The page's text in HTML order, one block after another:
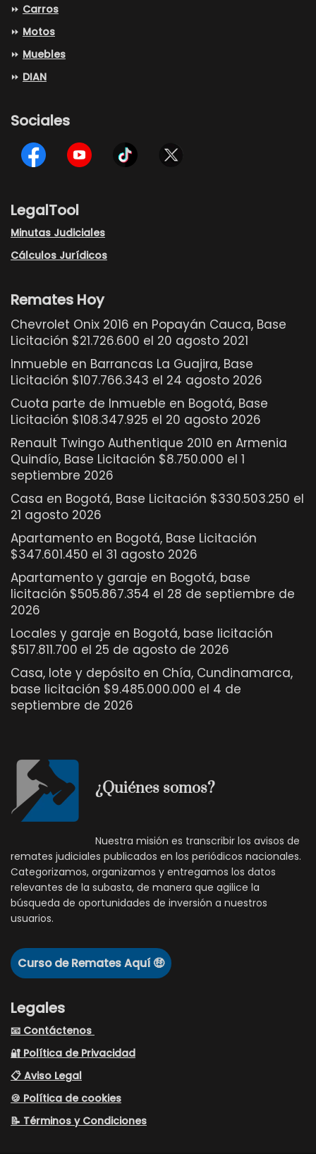
⏩ Carros
⏩ Motos
⏩ Muebles
⏩ DIAN
Sociales
LegalTool
Minutas Judiciales
Cálculos Jurídicos
Remates Hoy
Chevrolet Onix 2016 en Popayán Cauca, Base
Licitación $21.726.600 el 20 agosto 2021
Inmueble en Barrancas La Guajira, Base
Licitación $107.766.343 el 24 agosto 2026
Cuota parte de Inmueble en Bogotá, Base
Licitación $108.347.925 el 20 agosto 2026
Renault Twingo Authentique 2010 en Armenia
Quindío, Base Licitación $8.750.000 el 1
septiembre 2026
Casa en Bogotá, Base Licitación $330.503.250 el
21 agosto 2026
Apartamento en Bogotá, Base Licitación
$347.601.450 el 31 agosto 2026
Apartamento y garaje en Bogotá, base
licitación $505.867.354 el 28 de septiembre de
2026
Locales y garaje en Bogotá, base licitación
$517.811.700 el 25 de agosto de 2026
Casa, lote y depósito en Chía, Cundinamarca,
base licitación $9.485.000.000 el 4 de
septiembre de 2026
¿Quiénes somos?
Nuestra misión es transcribir los avisos de
remates judiciales publicados en los periódicos nacionales.
Categorizamos, organizamos y entregamos los datos
relevantes de la subasta, de manera que agilice la
búsqueda de oportunidades de inversión a nuestros
usuarios.
Curso de Remates Aquí 🤑
Legales
📧 Contáctenos
🔐 Política de Privacidad
📋 Aviso Legal
🍪 Política de cookies
📝 Términos y Condiciones